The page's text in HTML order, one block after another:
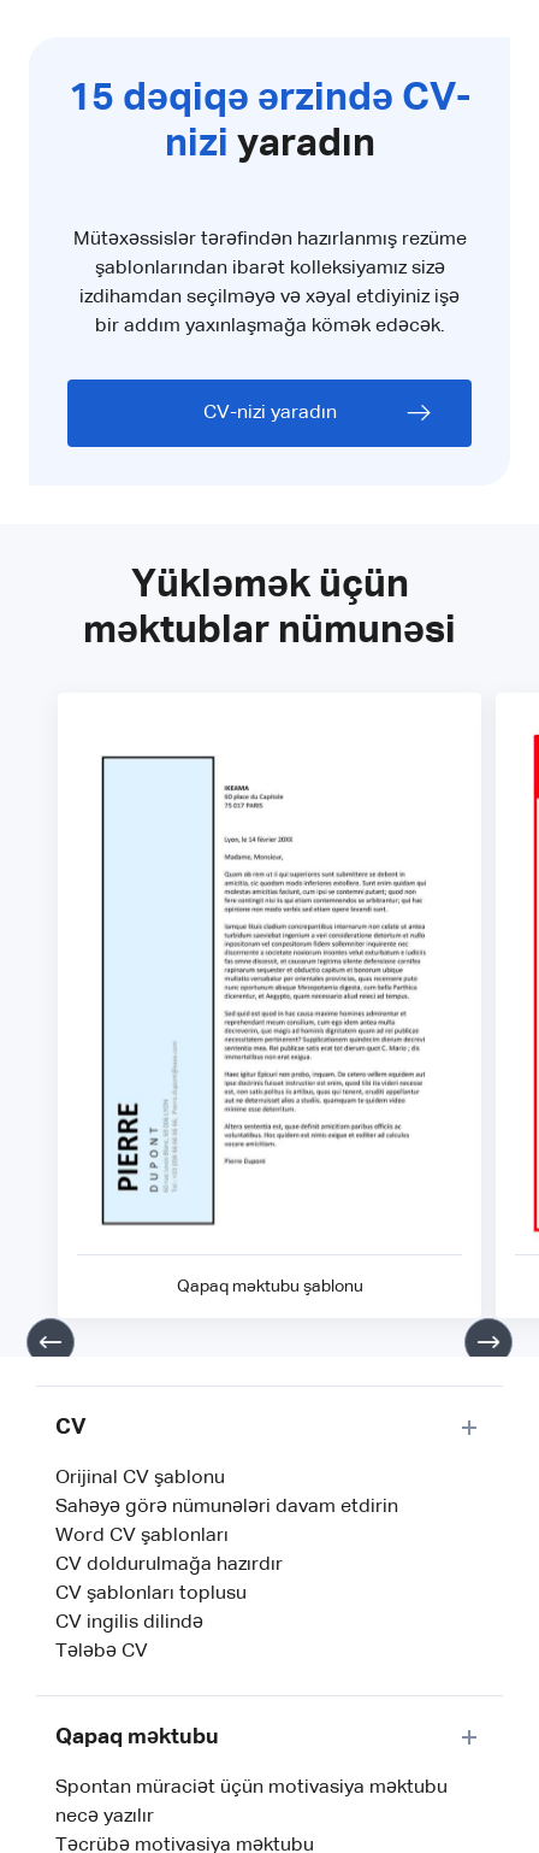
15 dəqiqə ərzində CV-
nizi yaradın
Mütəxəssislər tərəfindən hazırlanmış rezüme
şablonlarından ibarət kolleksiyamız sizə
izdihamdan seçilməyə və xəyal etdiyiniz işə
bir addım yaxınlaşmağa kömək edəcək.
CV-nizi yaradın
Yükləmək üçün
məktublar nümunəsi
Qapaq məktubu şablonu
CV
Orijinal CV şablonu
Sahəyə görə nümunələri davam etdirin
Word CV şablonları
CV doldurulmağa hazırdır
CV şablonları toplusu
CV ingilis dilində
Tələbə CV
Qapaq məktubu
Spontan müraciət üçün motivasiya məktubu
necə yazılır
Təcrübə motivasiya məktubu